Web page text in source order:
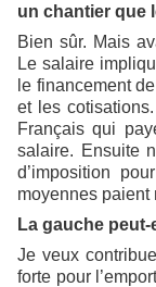
un chantier que
Bien sûr. Mais
Le salaire
le financement
et les
Français qui
salaire. Ensuite
d’imposition
moyennes paient
La gauche
Je veux
forte pour